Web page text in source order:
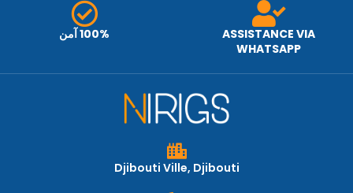
ASSISTANCE VIA
WHATSAPP
100% آمن
Djibouti Ville, Djibouti